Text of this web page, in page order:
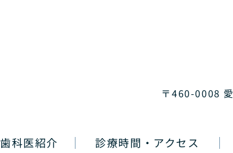
〒460-0008
歯科医紹介 診療時間・アクセス